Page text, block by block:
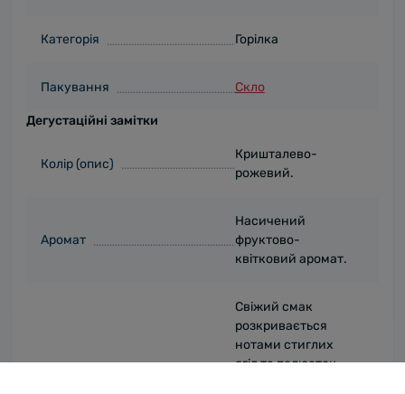
Категорія Горілка
Пакування Скло
Дегустаційні замітки
Колір (опис)
Кришталево-
рожевий.
Аромат
Насичений
фруктово-
квітковий аромат.
Свіжий смак
розкривається
нотами стиглих
ягід та пелюсток